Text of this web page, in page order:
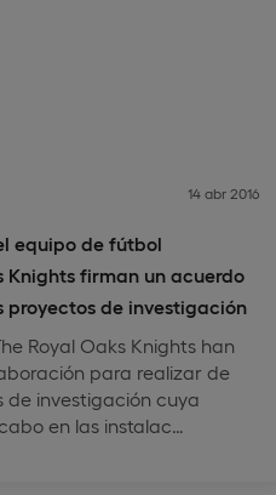
equipo de fútbol
Knights firman un acuerdo
de investigación
14 abr 2016
Royal Oaks Knights han
para realizar de
de investigación cuya
en las instalac…